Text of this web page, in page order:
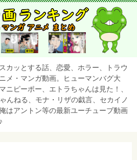
カッとする話、恋愛、ホラー、トラウ
メ・マンガ動画。ヒューマンバグ大
ニピーポー、エトラちゃんは見た！、
んねる、モナ・リザの戯言、セカイノ
はアントン等の最新ユーチューブ動画